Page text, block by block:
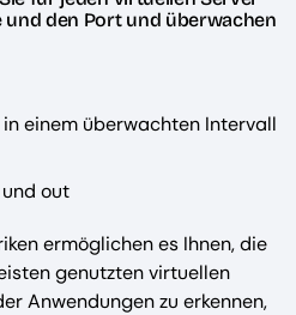
und den Port und überwachen
einem überwachten Intervall
out
ermöglichen es Ihnen, die
genutzten virtuellen
Anwendungen zu erkennen,